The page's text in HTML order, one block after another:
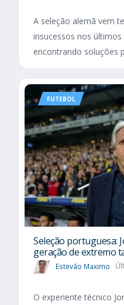
A seleção alemã vem
insucessos nos
encontrando soluções
FUTEBOL
Seleção portuguesa:
geração de extremo
Estevão Maximo
O experiente técnico